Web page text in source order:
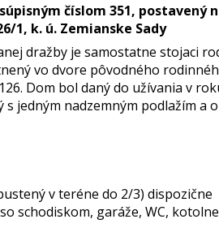
číslom 351, postavený
1, k. ú. Zemianske Sady
dražby je samostatne stojaci
vo dvore pôvodného
Dom bol daný do užívania v
s jedným nadzemným podlažím a
v teréne do 2/3) dispozične
schodiskom, garáže, WC, kotolne